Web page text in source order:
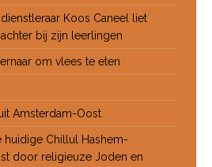
Koos Caneel liet
bij zijn leerlingen
om vlees te eten
Amsterdam-Oost
huidige Chillul Hashem-
door religieuze Joden en